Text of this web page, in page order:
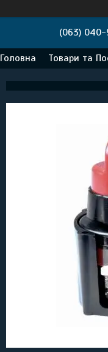
(063)
Головна Товари та